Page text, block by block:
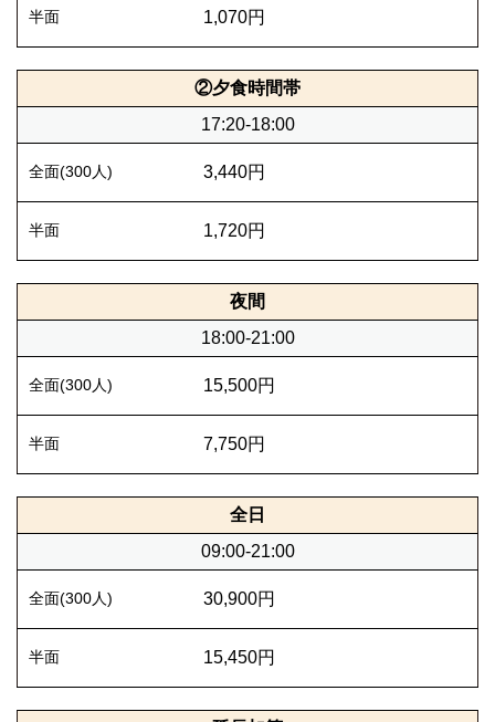
1,070円
②夕食時間帯
17:20-18:00
3,440円
1,720円
夜間
18:00-21:00
15,500円
7,750円
全日
09:00-21:00
30,900円
15,450円